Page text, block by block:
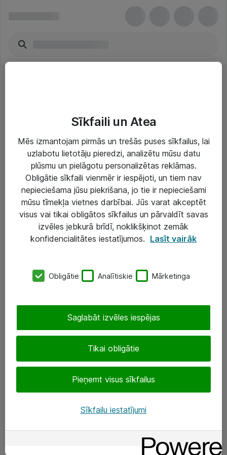
Risinājumi & Pakalpojumi
IT serviss un atbalsts
IT infrastruktūra
Darba vietu IT risinājumi
SIA „ATEA”
+(371) 67 81 90 50
eShop@atea.lv
Sekojiet mums
Sīkfaili un Atea
Mēs izmantojam pirmās un trešās puses sīkfailus, lai
uzlabotu lietotāju pieredzi, analizētu mūsu datu
plūsmu un pielāgotu personalizētas reklāmas.
Obligātie sīkfaili vienmēr ir iespējoti, un tiem nav
nepieciešama jūsu piekrišana, jo tie ir nepieciešami
mūsu tīmekļa vietnes darbībai. Jūs varat akceptēt
visus vai tikai obligātos sīkfailus un pārvaldīt savas
izvēles jebkurā brīdī, noklikšķinot zemāk
konfidencialitātes iestatījumos. Lasīt vairāk
Obligātie Analītiskie Mārketinga
Tikai obligātie
Pieņemt visus sīkfailus
Saglabāt izvēles iespējas
Sīkfailu iestatījumi